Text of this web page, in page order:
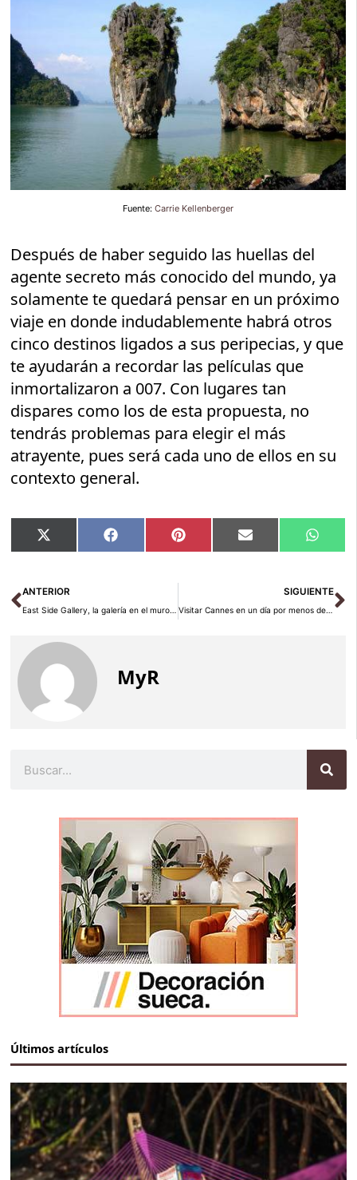
Fuente: Carrie Kellenberger
Después de haber seguido las huellas del
agente secreto más conocido del mundo, ya
solamente te quedará pensar en un próximo
viaje en donde indudablemente habrá otros
cinco destinos ligados a sus peripecias, y que
te ayudarán a recordar las películas que
inmortalizaron a 007. Con lugares tan
dispares como los de esta propuesta, no
tendrás problemas para elegir el más
atrayente, pues será cada uno de ellos en su
contexto general.
Compartir
en
X
(Twitter)
Compartir
en
Facebook Compartir
en
Pinterest Compartir
en
Email
en
Ant
ANTERIOR
East Side Gallery, la galería en el muro de Berlín
SIGUIENTE
Visitar Cannes en un día por menos de 30 euros
MyR
Últimos artículos